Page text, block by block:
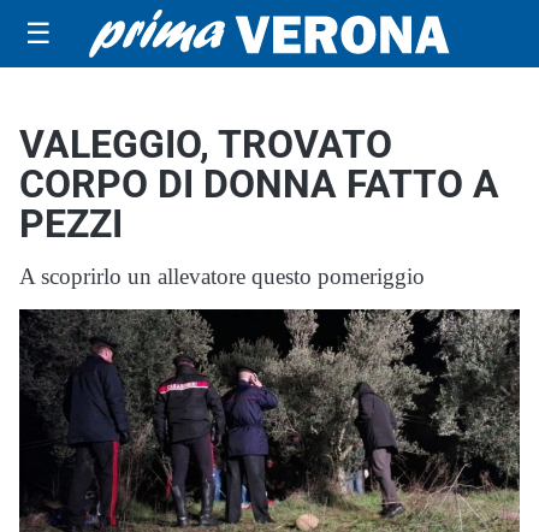
☰
VALEGGIO, TROVATO
CORPO DI DONNA FATTO A
PEZZI
A scoprirlo un allevatore questo pomeriggio